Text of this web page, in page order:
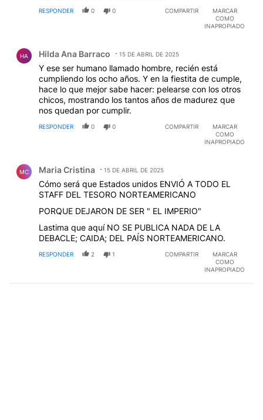
RESPONDER 0 0 COMPARTIR
MARCAR
COMO
INAPROPIADO
HA Hilda Ana Barraco 15 DE ABRIL DE 2025
Y ese ser humano llamado hombre, recién está
cumpliendo los ocho años. Y en la fiestita de cumple,
hace lo que mejor sabe hacer: pelearse con los otros
chicos, mostrando los tantos años de madurez que
nos quedan por cumplir.
RESPONDER 0 0 COMPARTIR
MARCAR
COMO
INAPROPIADO
MC Maria Cristina 15 DE ABRIL DE 2025
Cómo será que Estados unidos ENVIÓ A TODO EL
STAFF DEL TESORO NORTEAMERICANO
PORQUE DEJARON DE SER " EL IMPERIO"
Lastima que aquí NO SE PUBLICA NADA DE LA
DEBACLE; CAIDA; DEL PAÍS NORTEAMERICANO.
RESPONDER 2 1 COMPARTIR
MARCAR
COMO
INAPROPIADO